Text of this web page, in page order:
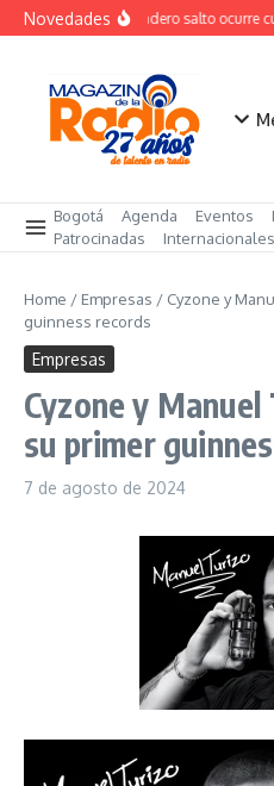
Saltar al contenido
NovedadesEl verdadero salto ocurre
Bogotá Agenda Eventos
Patrocinadas
Internacionales
Home / Empresas / Cyzone y
guinness records
Empresas
Cyzone y
su primer
7 de agosto de 2024